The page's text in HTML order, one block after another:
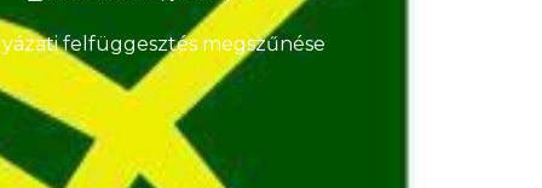
felfüggesztés megszűnése